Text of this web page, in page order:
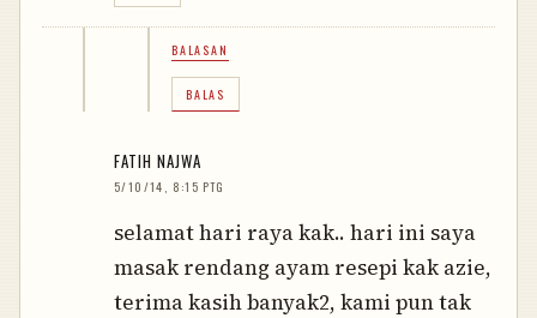
BALASAN
BALAS
FATIH NAJWA
5/10/14, 8:15 PTG
selamat hari raya kak.. hari ini saya
masak rendang ayam resepi kak azie,
terima kasih banyak2, kami pun tak